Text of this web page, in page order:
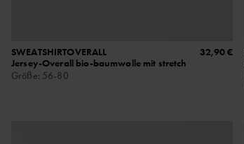
SWEATSHIRTOVERALL
Jersey-Overall bio-baumwolle mit stretch
Größe: 56-80
32,90 €